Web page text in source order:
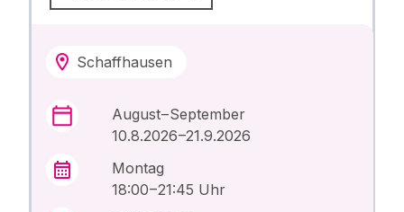
Schaffhausen
August – September
10.8.2026 –21.9.2026
Montag
18:00 – 21:45 Uhr